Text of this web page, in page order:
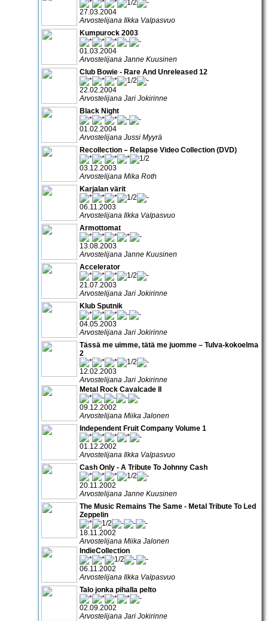
27.03.2004
Arvostelijana Ilkka Valpasvuo
Kumpurock 2003
01.03.2004
Arvostelijana Janne Kuusinen
Club Bowie - Rare And Unreleased 12
22.02.2004
Arvostelijana Jari Jokirinne
Black Night
01.02.2004
Arvostelijana Jussi Myyrä
Recollection – Relapse Video Collection (DVD)
03.12.2003
Arvostelijana Mika Roth
Karjalan värit
06.11.2003
Arvostelijana Ilkka Valpasvuo
Armottomat
13.08.2003
Arvostelijana Janne Kuusinen
Accelerator
21.07.2003
Arvostelijana Jari Jokirinne
Klub Sputnik
04.05.2003
Arvostelijana Jari Jokirinne
Tässä me uimme, tätä me juomme – Tulva-kokoelma
2
12.02.2003
Arvostelijana Jari Jokirinne
Metal Rock Cavalcade II
09.12.2002
Arvostelijana Miika Jalonen
Independent Fruit Company Volume 1
01.12.2002
Arvostelijana Ilkka Valpasvuo
Cash Only - A Tribute To Johnny Cash
20.11.2002
Arvostelijana Janne Kuusinen
The Music Remains The Same - Metal Tribute To Led
Zeppelin
18.11.2002
Arvostelijana Miika Jalonen
IndieCollection
06.11.2002
Arvostelijana Ilkka Valpasvuo
Talo jonka pihalla pelto
02.09.2002
Arvostelijana Jari Jokirinne